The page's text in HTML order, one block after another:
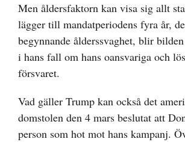
Men åldersfaktorn kan visa sig allt
lägger till mandatperiodens fyra år,
begynnande ålderssvaghet, blir
i hans fall om hans oansvariga och
försvaret.
Vad gäller Trump kan också det
domstolen den 4 mars beslutat att
person som hot mot hans kampanj.